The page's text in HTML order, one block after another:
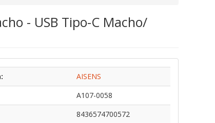
- USB Tipo-C Macho/
AISENS
A107-0058
8436574700572